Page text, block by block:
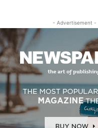
- Advertisement -